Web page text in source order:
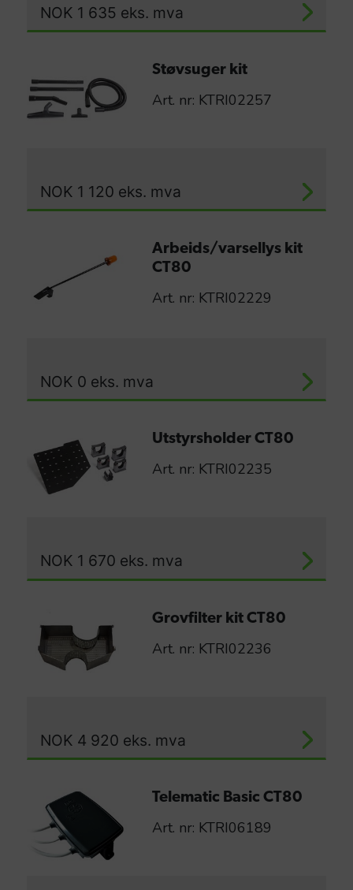
NOK 1 635 eks. mva
Støvsuger kit
Art. nr: KTRI02257
NOK 1 120 eks. mva
Arbeids/varsellys kit
CT80
Art. nr: KTRI02229
NOK 0 eks. mva
Utstyrsholder CT80
Art. nr: KTRI02235
NOK 1 670 eks. mva
Grovfilter kit CT80
Art. nr: KTRI02236
NOK 4 920 eks. mva
Telematic Basic CT80
Art. nr: KTRI06189